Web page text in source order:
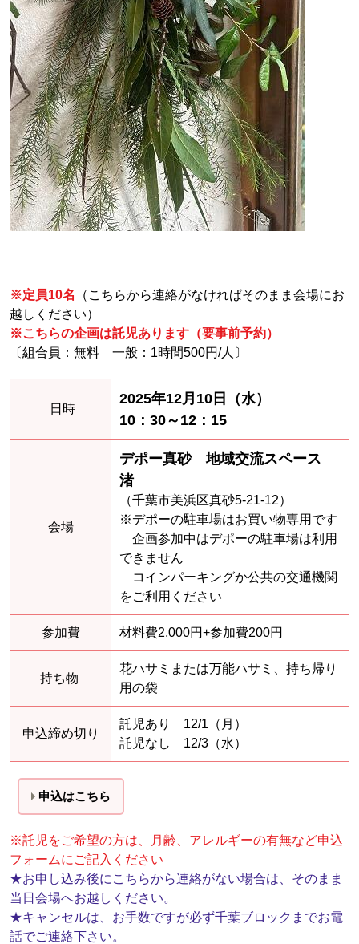
※定員10名
（こちらから連絡がなければそのまま会場にお
越しください）
※こちらの企画は託児あります（要事前予約）
〔組合員：無料 一般：1時間500円/人〕
日時
2025年12月10日（水）
10：30～12：15
会場
デポー真砂地域交流スペース
渚
（千葉市美浜区真砂5-21-12）
※デポーの駐車場はお買い物専用です
企画参加中はデポーの駐車場は利用
できません
コインパーキングか公共の交通機関
をご利用ください
参加費 材料費2,000円+参加費200円
持ち物
花ハサミまたは万能ハサミ、持ち帰り
用の袋
申込締め切り
託児あり 12/1（月）
託児なし 12/3（水）
申込はこちら
※託児をご希望の方は、月齢、アレルギーの有無など申込
フォームにご記入ください
★お申し込み後にこちらから連絡がない場合は、そのまま
当日会場へお越しください。
★キャンセルは、お手数ですが必ず千葉ブロックまでお電
話でご連絡下さい。